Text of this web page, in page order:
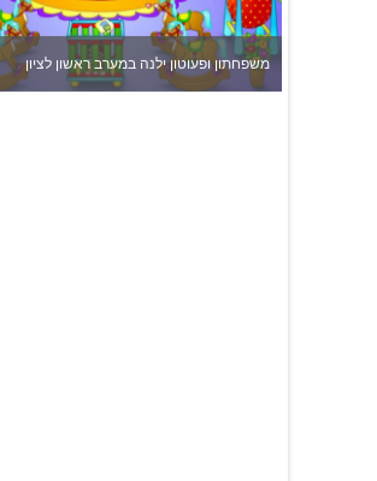
משפחתון ופעוטון ילנה במערב ראשון לציון